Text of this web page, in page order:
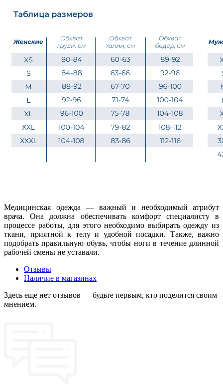
Медицинская одежда — важный и необходимый атрибут
врача. Она должна обеспечивать комфорт специалисту в
процессе работы, для этого необходимо выбирать одежду из
ткани, приятной к телу и удобной посадки. Также, важно
подобрать правильную обувь, чтобы ноги в течение длинной
рабочей смены не уставали.
Отзывы
Наличие в магазинах
Здесь еще нет отзывов — будьте первым, кто поделится своим
мнением.